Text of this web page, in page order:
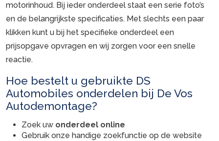
motorinhoud. Bij ieder onderdeel staat een serie foto’s
en de belangrijkste specificaties. Met slechts een paar
klikken kunt u bij het specifieke onderdeel een
prijsopgave opvragen en wij zorgen voor een snelle
reactie.
Hoe bestelt u gebruikte DS
Automobiles onderdelen bij De Vos
Autodemontage?
Zoek uw onderdeel online
Gebruik onze handige zoekfunctie op de website